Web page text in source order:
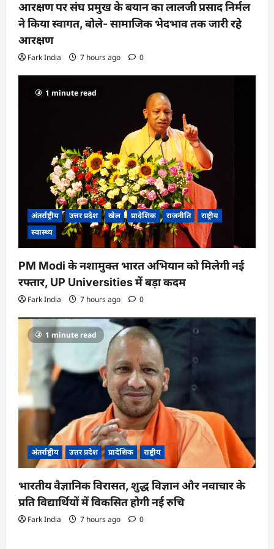
आरक्षण पर संघ प्रमुख के बयान का लालजी प्रसाद निर्मल
ने किया स्वागत, बोले- सामाजिक भेदभाव तक जारी रहे
आरक्षण
Fark India 7 hours ago 0
1 minute read
अंतर्राष्ट्रीय उत्तर प्रदेश खेल प्रादेशिक राजनीति
राष्ट्रीय
स्वास्थ्य
PM Modi के नशामुक्त भारत अभियान को मिलेगी नई
रफ्तार, UP Universities में बड़ा कदम
Fark India 7 hours ago 0
1 minute read
अंतर्राष्ट्रीय उत्तर प्रदेश प्रादेशिक राष्ट्रीय
भारतीय वैज्ञानिक विरासत, शुद्ध विज्ञान और नवाचार के
प्रति विद्यार्थियों में विकसित होगी नई रुचि
Fark India 7 hours ago 0